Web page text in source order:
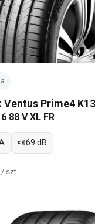
Ventus Prime4
88 V XL FR
69 dB
/ szt.